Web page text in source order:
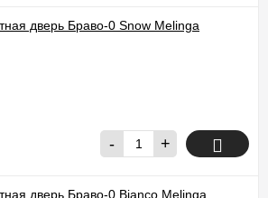
дверь Браво-0 Snow Melinga
- +
дверь Браво-0 Bianco Melinga